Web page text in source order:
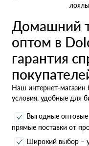
Домашний
оптом в
гарантия
Наш интернет-магазин
условия, удобные для
Выгодные
прямые поставки от
Широкий выбор – у